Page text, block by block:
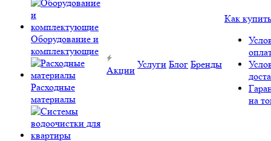
Оборудование и
комплектующие
Расходные
материалы
Акции
Услуги Блог Бренды
Как купить
на